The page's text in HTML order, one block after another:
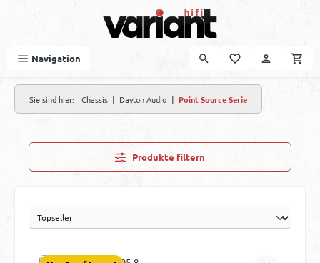
Navigation
Sie sind hier: Chassis | Dayton Audio | Point Source Serie
Produkte filtern